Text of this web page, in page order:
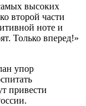
высоких
второй части
ноте и
Только вперед!»
упор
привести